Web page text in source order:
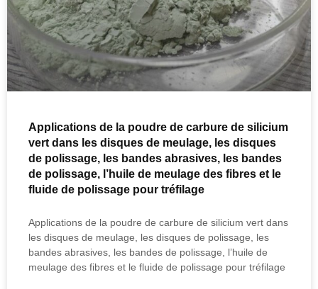
Applications de la poudre de carbure de silicium
vert dans les disques de meulage, les disques
de polissage, les bandes abrasives, les bandes
de polissage, l’huile de meulage des fibres et le
fluide de polissage pour tréfilage
Applications de la poudre de carbure de silicium vert dans
les disques de meulage, les disques de polissage, les
bandes abrasives, les bandes de polissage, l’huile de
meulage des fibres et le fluide de polissage pour tréfilage